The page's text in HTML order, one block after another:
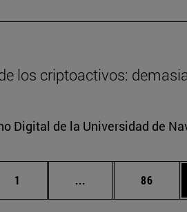
los criptoactivos:
Digital de la Universidad de
Página
1 ... Páginas Página
86